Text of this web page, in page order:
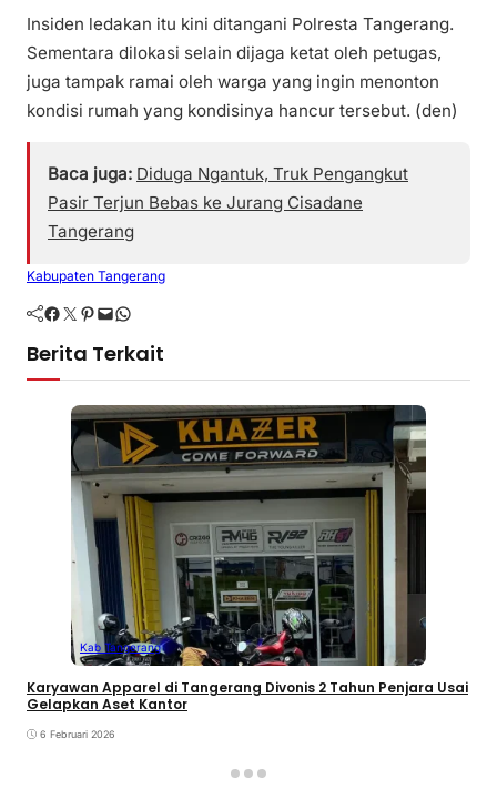
Insiden ledakan itu kini ditangani Polresta Tangerang.
Sementara dilokasi selain dijaga ketat oleh petugas,
juga tampak ramai oleh warga yang ingin menonton
kondisi rumah yang kondisinya hancur tersebut. (den)
Baca juga: Diduga Ngantuk, Truk Pengangkut
Pasir Terjun Bebas ke Jurang Cisadane
Tangerang
Kabupaten Tangerang
Facebook Twitter Pinterest Mail WhatsApp
Berita Terkait
Kab Tangerang
Karyawan Apparel di Tangerang Divonis 2 Tahun Penjara Usai
Gelapkan Aset Kantor
6 Februari 2026